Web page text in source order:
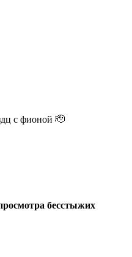
с фионой 🫡
бесстыжих